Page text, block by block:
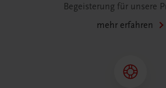
Begeisterung für unsere
mehr erfahren